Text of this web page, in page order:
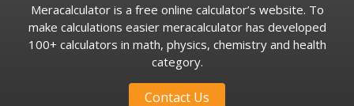
Meracalculator is a free online calculator’s website. To
make calculations easier meracalculator has developed
100+ calculators in math, physics, chemistry and health
category.
Contact Us